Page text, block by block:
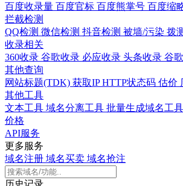
百度收录量 百度官标 百度熊掌号 百度缩
拦截检测
QQ检测 微信检测 抖音检测 被墙/污染 拨
收录相关
360收录 谷歌收录 必应收录 头条收录 谷
其他查询
网站标题(TDK) 获取IPHTTP状态码 估价
其他工具
文本工具 域名分离工具 批量生成域名工具
价格
API服务
更多服务
域名注册 域名买卖 域名抢注